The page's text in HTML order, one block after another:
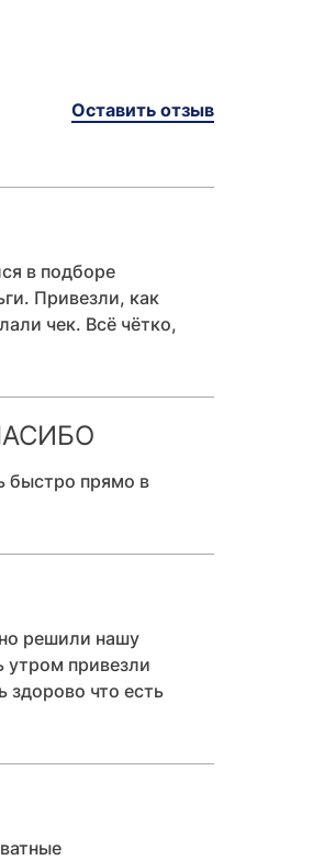
Оставить отзыв
в подборе
Привезли, как
чек. Всё чётко,
быстро прямо в
решили нашу
привезли
здорово что есть